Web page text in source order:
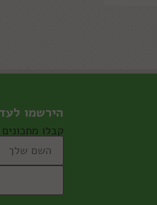
הירשמו
קבלו